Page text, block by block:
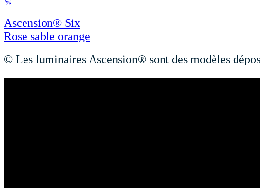
Ascension® Six
Rose sable orange
© Les luminaires Ascension® sont des modèles